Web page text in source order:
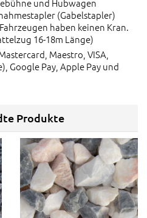
und Hubwagen
(Gabelstapler)
haben keinen Kran.
16-18m Länge)
Maestro, VISA,
Google Pay, Apple Pay und
Produkte